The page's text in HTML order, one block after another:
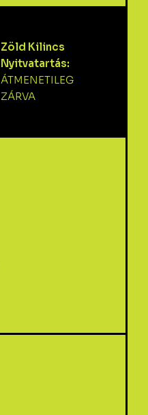
Zöld Kilincs
Nyitvatartás:
ÁTMENETILEG
ZÁRVA